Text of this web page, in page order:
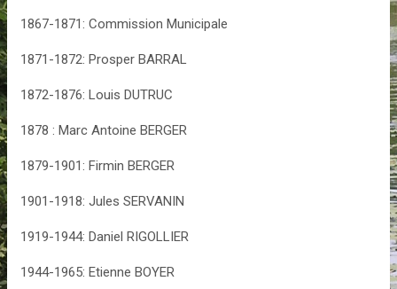
1867-1871: Commission Municipale
1871-1872: Prosper BARRAL
1872-1876: Louis DUTRUC
1878 : Marc Antoine BERGER
1879-1901: Firmin BERGER
1901-1918: Jules SERVANIN
1919-1944: Daniel RIGOLLIER
1944-1965: Etienne BOYER